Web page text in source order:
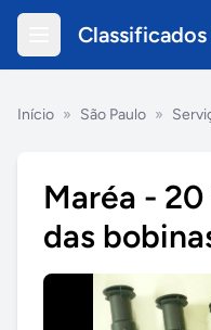
Classificados
Início » São Paulo »
Maréa -
das